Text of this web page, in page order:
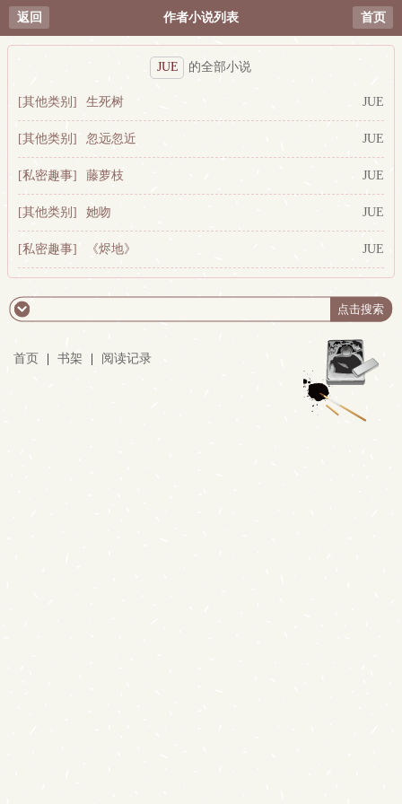
返回 作者小说列表 首页
JUE 的全部小说
[其他类别] 生死树 JUE
[其他类别] 忽远忽近 JUE
[私密趣事] 藤萝枝 JUE
[其他类别] 她吻 JUE
[私密趣事] 《烬地》 JUE
首页 书架 阅读记录